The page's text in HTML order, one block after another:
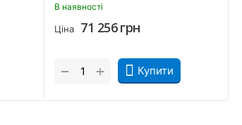
В наявності
Ціна 71 256грн
Купити
+
−